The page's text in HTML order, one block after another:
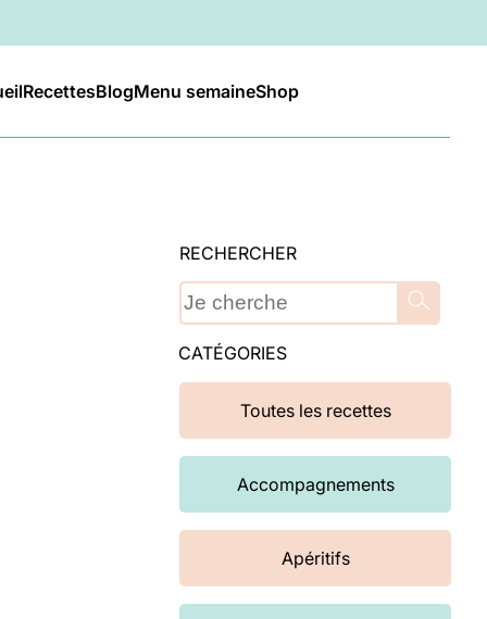
RecettesBlogMenu semaineShop
RECHERCHER
CATÉGORIES
Toutes les recettes
Accompagnements
Apéritifs